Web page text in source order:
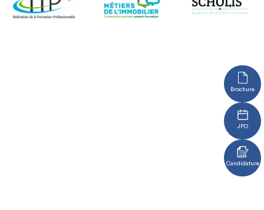
Brochure
JPO
Candidature